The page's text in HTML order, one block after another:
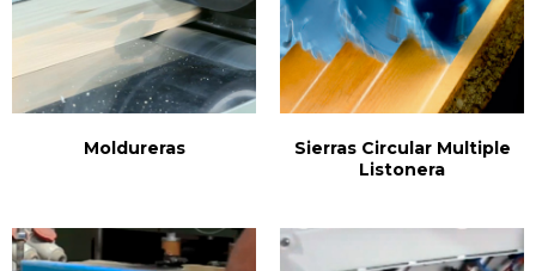
Moldureras
Sierras Circular Multiple
Listonera